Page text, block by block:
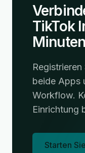
TikTok
beide Apps
Workflow.
Einrichtung
Starten